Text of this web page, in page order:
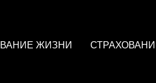
ЖИЗНИ